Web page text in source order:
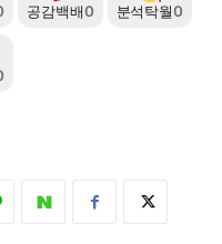
공감백배0 분석탁월0